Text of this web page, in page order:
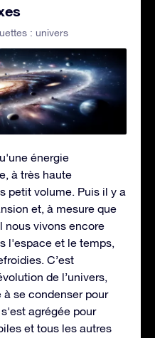
: univers
énergie
à très haute
petit volume. Puis il y a
et, à mesure que
nous vivons encore
l'espace et le temps,
C’est
de l’univers,
se condenser pour
agrégée pour
et tous les autres